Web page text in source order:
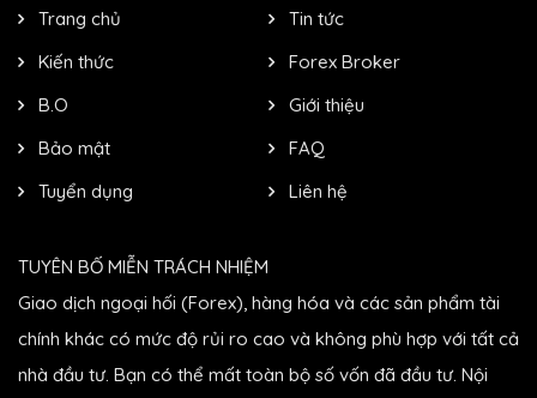
Trang chủ
Tin tức
Kiến thức
Forex Broker
B.O
Giới thiệu
Bảo mật
FAQ
Tuyển dụng
Liên hệ
TUYÊN BỐ MIỄN TRÁCH NHIỆM
Giao dịch ngoại hối (Forex), hàng hóa và các sản phẩm tài
chính khác có mức độ rủi ro cao và không phù hợp với tất cả
nhà đầu tư. Bạn có thể mất toàn bộ số vốn đã đầu tư. Nội